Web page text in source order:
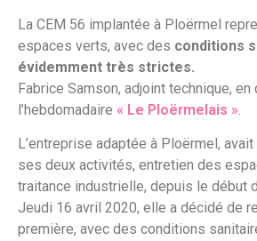
La CEM 56 implantée à Ploërmel
espaces verts, avec des conditions
évidemment très strictes.
Fabrice Samson, adjoint technique,
l’hebdomadaire « Le Ploërmelais ».
L’entreprise adaptée à Ploërmel,
ses deux activités, entretien des
traitance industrielle, depuis le début
Jeudi 16 avril 2020, elle a décidé de
première, avec des conditions